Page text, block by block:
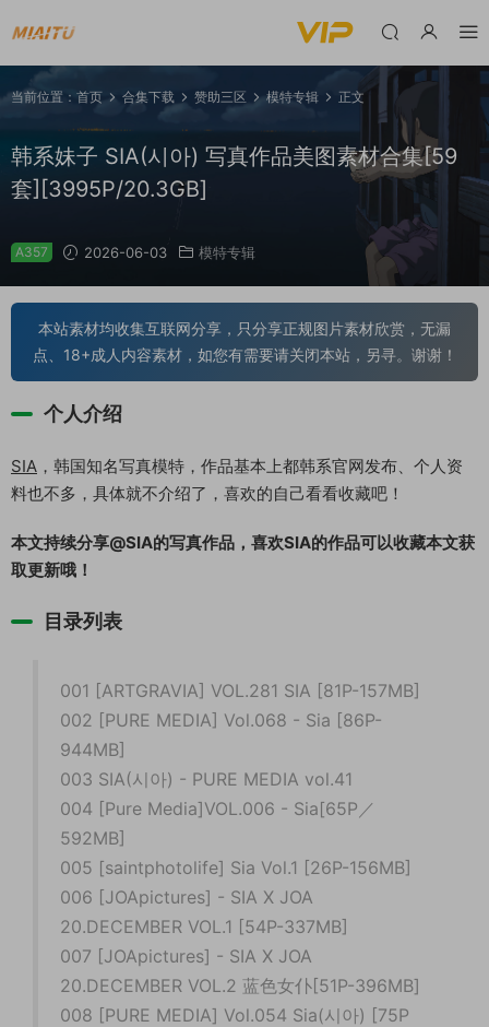
当前位置： 首页 合集下载 赞助三区 模特专辑 正文
韩系妹子 SIA(시아) 写真作品美图素材合集[59
套][3995P/20.3GB]
A357 2026-06-03 模特专辑
本站素材均收集互联网分享，只分享正规图片素材欣赏，无漏
点、18+成人内容素材，如您有需要请关闭本站，另寻。谢谢！
个人介绍
SIA ，韩国知名写真模特，作品基本上都韩系官网发布、个人资
料也不多，具体就不介绍了，喜欢的自己看看收藏吧！
本文持续分享@SIA的写真作品，喜欢SIA的作品可以收藏本文获
取更新哦！
目录列表
001 [ARTGRAVIA] VOL.281 SIA [81P-157MB]
002 [PURE MEDIA] Vol.068 - Sia [86P-
944MB]
003 SIA(시아) - PURE MEDIA vol.41
004 [Pure Media]VOL.006 - Sia[65P／
592MB]
005 [saintphotolife] Sia Vol.1 [26P-156MB]
006 [JOApictures] - SIA X JOA
20.DECEMBER VOL.1 [54P-337MB]
007 [JOApictures] - SIA X JOA
20.DECEMBER VOL.2 蓝色女仆[51P-396MB]
008 [PURE MEDIA] Vol.054 Sia(시아) [75P